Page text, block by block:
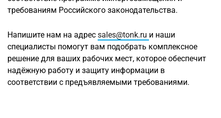
требованиям Российского законодательства.
Напишите нам на адрес sales@tonk.ru и наши
специалисты помогут вам подобрать комплексное
решение для ваших рабочих мест, которое обеспечит
надёжную работу и защиту информации в
соответствии с предъявляемыми требованиями.